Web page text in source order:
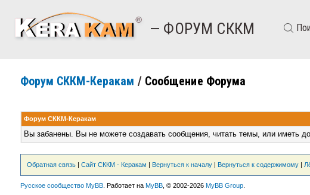
— ФОРУМ СККМ
Форум СККМ-Керакам / Сообщение Форума
Форум СККМ-Керакам
Вы забанены. Вы не можете создавать сообщения, читать темы, или иметь
Обратная связь| Сайт СККМ - Керакам | Вернуться к началу| Вернуться к содержимому|
Русское сообщество MyBB. Работает на MyBB, © 2002-2026 MyBB Group.